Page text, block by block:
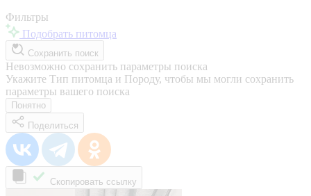
Фильтры
Подобрать питомца
Сохранить поиск
Невозможно сохранить параметры поиска
Укажите Тип питомца и Породу, чтобы мы могли сохранить
параметры вашего поиска
Понятно
Поделиться
Скопировать ссылку